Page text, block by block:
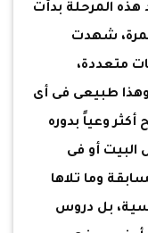
المرحلة بدأت
شهدت
متعددة،
طبيعى فى أى
وعياً بدوره
البيت أو فى
وما تلاها
بل دروس